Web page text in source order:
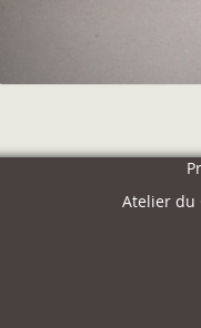
Atelier du